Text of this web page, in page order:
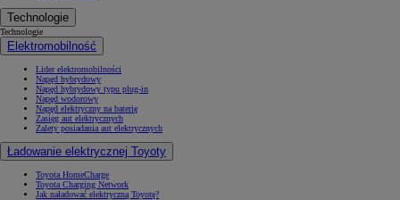
Technologie
Technologie
Elektromobilność
Lider elektromobilności
Napęd hybrydowy
Napęd hybrydowy typu plug-in
Napęd wodorowy
Napęd elektryczny na baterię
Zasięg aut elektrycznych
Zalety posiadania aut elektrycznych
Ładowanie elektrycznej Toyoty
Toyota HomeCharge
Toyota Charging Network
Jak naładować elektryczną Toyotę?